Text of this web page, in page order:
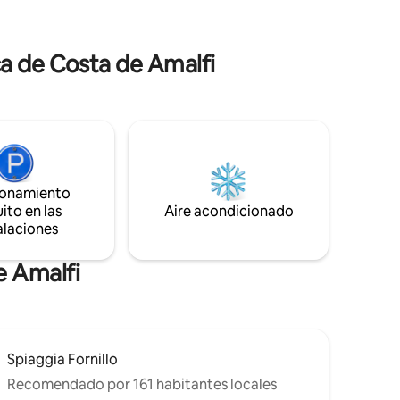
de Costa de Amalfi
en las
Aire acondicionado
Amalfi
Spiaggia Fornillo
Recomendado por 161 habitantes locales